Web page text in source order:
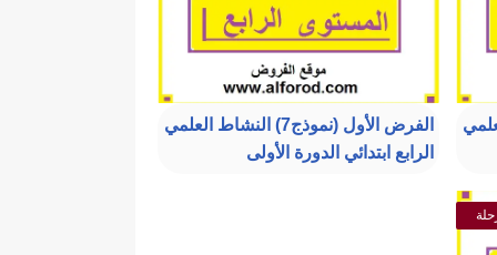
العلمي
الفرض الأول (نموذج7) النشاط العلمي
الرابع ابتدائي الدورة الأولى